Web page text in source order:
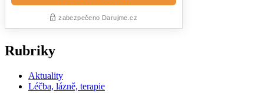
Rubriky
Aktuality
Léčba, lázně, terapie